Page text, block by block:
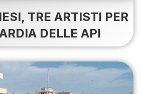
TRE ARTISTI PER
DELLE API